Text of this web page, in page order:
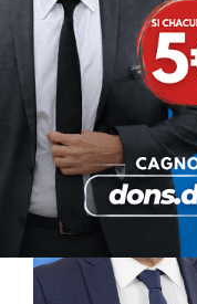
cette équipe
a été nommé